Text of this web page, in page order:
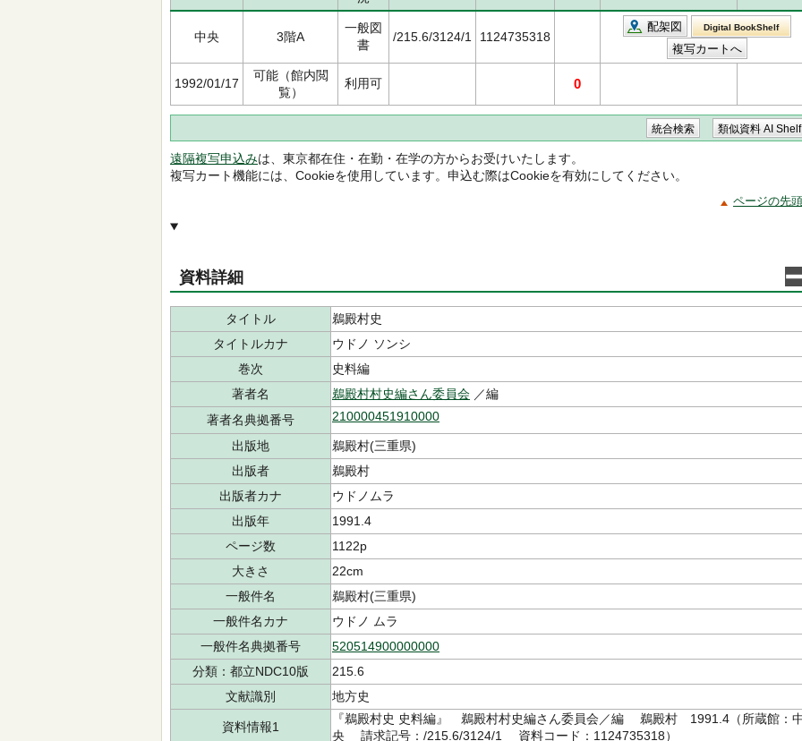
中央 3階A
一般図
書
/215.6/3124/1 1124735318
配架図 Digital BookShelf
1992/01/17
可能（館内閲
覧）
利用可 0
遠隔複写申込みは、東京都在住・在勤・在学の方からお受けいたします。
複写カート機能には、Cookieを使用しています。申込む際はCookieを有効にしてください。
ページの先
資料詳細
タイトル
鵜殿村史
タイトルカナ
ウドノ ソンシ
巻次
史料編
著者名
鵜殿村村史編さん委員会 ／編
著者名典拠番号
210000451910000
出版地
鵜殿村(三重県)
出版者
鵜殿村
出版者カナ
ウドノムラ
出版年
1991.4
ページ数
1122p
大きさ
22cm
一般件名
鵜殿村(三重県)
一般件名カナ
ウドノ ムラ
一般件名典拠番号
520514900000000
分類：都立NDC10版
215.6
文献識別
地方史
資料情報1
『鵜殿村史 史料編』 鵜殿村村史編さん委員会／編 鵜殿村 1991.4（所蔵館：
央 請求記号：/215.6/3124/1 資料コード：1124735318）